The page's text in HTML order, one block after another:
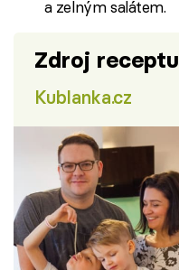
a zelným salátem.
Zdroj receptu
Kublanka.cz